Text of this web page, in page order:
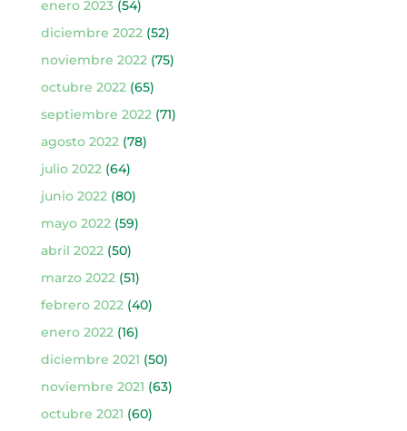
enero 2023(54)
diciembre 2022(52)
noviembre 2022(75)
octubre 2022(65)
septiembre 2022(71)
agosto 2022(78)
julio 2022(64)
junio 2022(80)
mayo 2022(59)
abril 2022(50)
marzo 2022(51)
febrero 2022(40)
enero 2022(16)
diciembre 2021 (50)
noviembre 2021 (63)
octubre 2021 (60)